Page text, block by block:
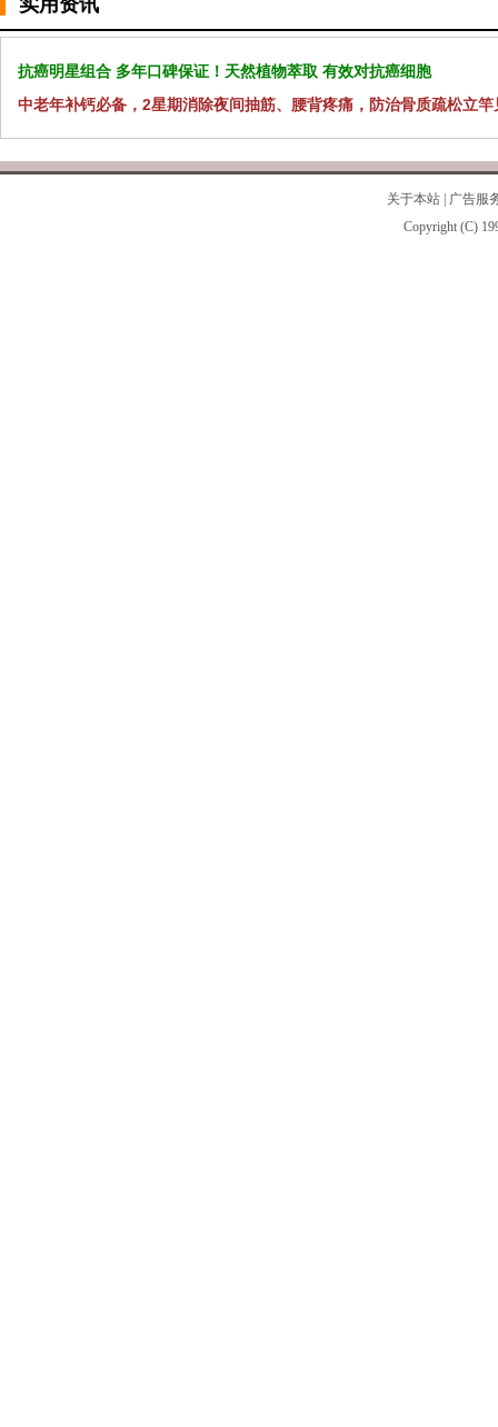
实用资讯
抗癌明星组合 多年口碑保证！天然植物萃取 有效对抗癌细胞
中老年补钙必备，2星期消除夜间抽筋、腰背疼痛，防治骨质疏松立竿
关于本站
广告服
Copyright (C)